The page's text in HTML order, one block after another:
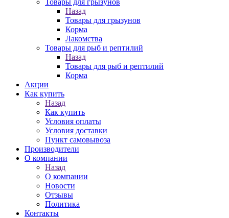
Товары для грызунов
Назад
Товары для грызунов
Корма
Лакомства
Товары для рыб и рептилий
Назад
Товары для рыб и рептилий
Корма
Акции
Как купить
Назад
Как купить
Условия оплаты
Условия доставки
Пункт самовывоза
Производители
О компании
Назад
О компании
Новости
Отзывы
Политика
Контакты